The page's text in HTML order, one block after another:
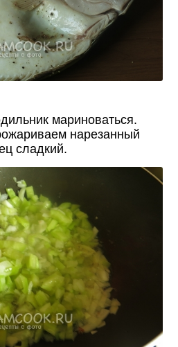
мариноваться.
нарезанный
сладкий.